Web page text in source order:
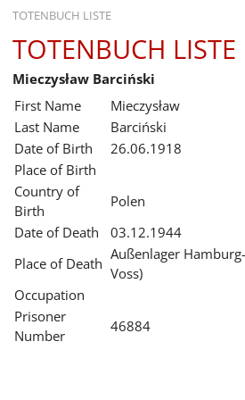
TOTENBUCH LISTE
STARTSEITE
AUSSTELLUNGEN
GESCHICHTE
BILDUNG
FORSCHUNG
SERVICE
Leichte Sprache Back
Deutsch
TOTENBUCH LISTE
Mieczysław Barciński
First Name
Mieczysław
Last Name
Barciński
Date of Birth
26.06.1918
Place of Birth
Country of
Birth
Polen
Date of Death
03.12.1944
Place of Death
Außenlager
Voss)
Occupation
Prisoner
Number
46884